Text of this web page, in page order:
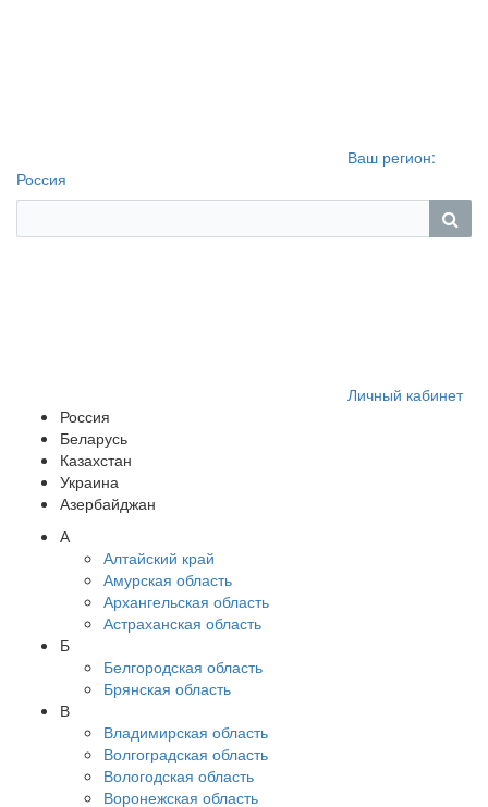
Ваш регион:
Россия
Личный кабинет
Россия
Беларусь
Казахстан
Украина
Азербайджан
А
Алтайский край
Амурская область
Архангельская область
Астраханская область
Б
Белгородская область
Брянская область
В
Владимирская область
Волгоградская область
Вологодская область
Воронежская область